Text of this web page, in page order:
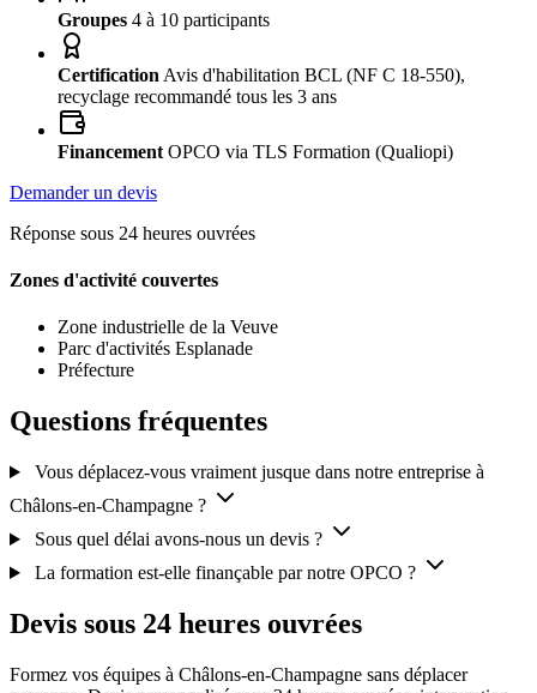
Groupes 4 à 10 participants
Certification Avis d'habilitation BCL (NF C 18-550),
recyclage recommandé tous les 3 ans
Financement OPCO via TLS Formation (Qualiopi)
Demander un devis
Réponse sous 24 heures ouvrées
Zones d'activité couvertes
Zone industrielle de la Veuve
Parc d'activités Esplanade
Préfecture
Questions fréquentes
Vous déplacez-vous vraiment jusque dans notre entreprise à
Châlons-en-Champagne ?
Sous quel délai avons-nous un devis ?
La formation est-elle finançable par notre OPCO ?
Devis sous 24 heures ouvrées
Formez vos équipes à Châlons-en-Champagne sans déplacer